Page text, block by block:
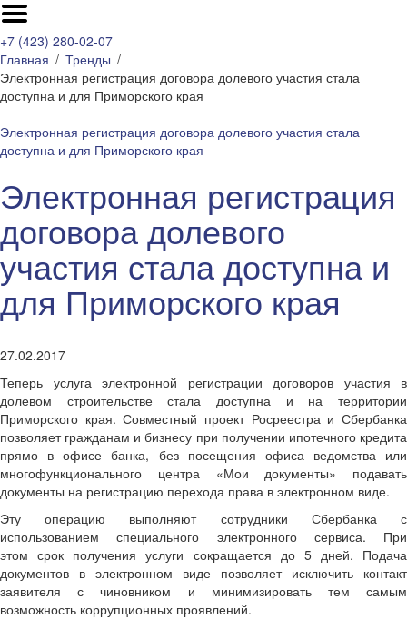
+7 (423) 280-02-07
Главная
Тренды
Электронная регистрация договора долевого участия стала
доступна и для Приморского края
Электронная регистрация договора долевого участия стала
доступна и для Приморского края
Электронная регистрация
договора долевого
участия стала доступна и
для Приморского края
27.02.2017
Теперь услуга электронной регистрации договоров участия в
долевом строительстве стала доступна и на территории
Приморского края. Совместный проект Росреестра и Сбербанка
позволяет гражданам и бизнесу при получении ипотечного кредита
прямо в офисе банка, без посещения офиса ведомства или
многофункционального центра «Мои документы» подавать
документы на регистрацию перехода права в электронном виде.
Эту операцию выполняют сотрудники Сбербанка с
использованием специального электронного сервиса. При
этом срок получения услуги сокращается до 5 дней. Подача
документов в электронном виде позволяет исключить контакт
заявителя с чиновником и минимизировать тем самым
возможность коррупционных проявлений.